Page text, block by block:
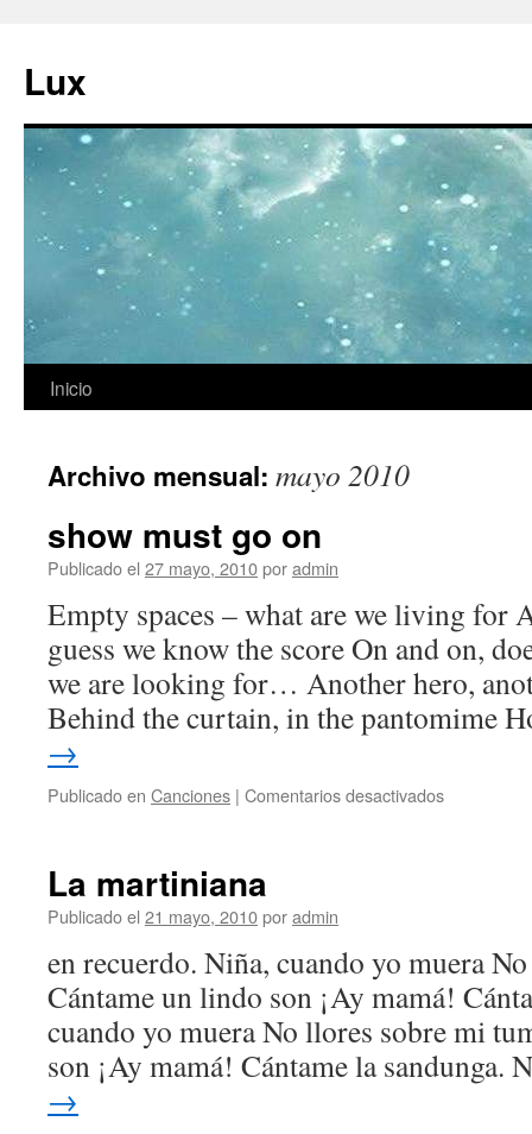
contenido
Lux
Inicio
Archivo mensual: mayo 2010
show must go on
Publicado el 27 mayo, 2010poradmin
Empty spaces – what are we living for
guess we know the score On and on,
we are looking for… Another hero,
Behind the curtain, in the pantomime
→
Publicado en Canciones | Comentarios desactivadosen
La martiniana
Publicado el 21 mayo, 2010poradmin
en recuerdo. Niña, cuando yo muera
Cántame un lindo son ¡Ay mamá!
cuando yo muera No llores sobre mi
son ¡Ay mamá! Cántame la
→